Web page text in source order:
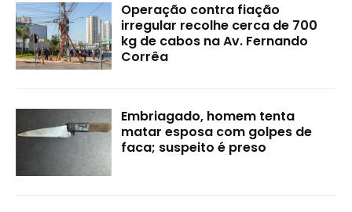
Operação contra fiação
irregular recolhe cerca de 700
kg de cabos na Av. Fernando
Corrêa
Embriagado, homem tenta
matar esposa com golpes de
faca; suspeito é preso